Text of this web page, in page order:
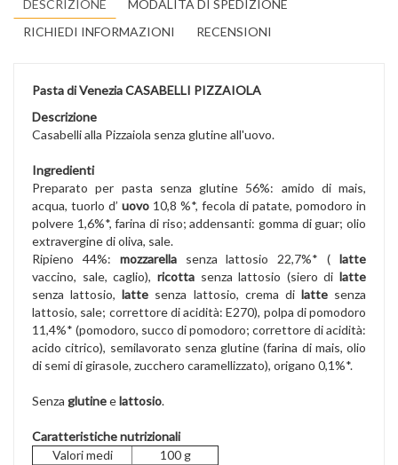
DESCRIZIONE
MODALITÀ DI SPEDIZIONE
RICHIEDI INFORMAZIONI
RECENSIONI
Pasta di Venezia CASABELLI PIZZAIOLA
Descrizione
Casabelli alla Pizzaiola senza glutine all'uovo.
Ingredienti
Preparato per pasta senza glutine 56%: amido di mais,
acqua, tuorlo d’ uovo 10,8 %*, fecola di patate, pomodoro in
polvere 1,6%*, farina di riso; addensanti: gomma di guar; olio
extravergine di oliva, sale.
Ripieno 44%: mozzarellasenza lattosio 22,7%* (latte
vaccino, sale, caglio), ricottasenza lattosio (siero di latte
senza lattosio,latte senza lattosio, crema di lattesenza
lattosio, sale; correttore di acidità: E270), polpa di pomodoro
11,4%* (pomodoro, succo di pomodoro; correttore di acidità:
acido citrico), semilavorato senza glutine (farina di mais, olio
di semi di girasole, zucchero caramellizzato), origano 0,1%*.
Senza glutineelattosio.
Caratteristiche nutrizionali
Valori medi
100 g